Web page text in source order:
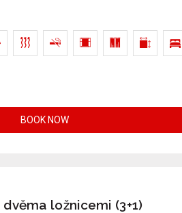
BOOK NOW
ložnicemi (3+1)